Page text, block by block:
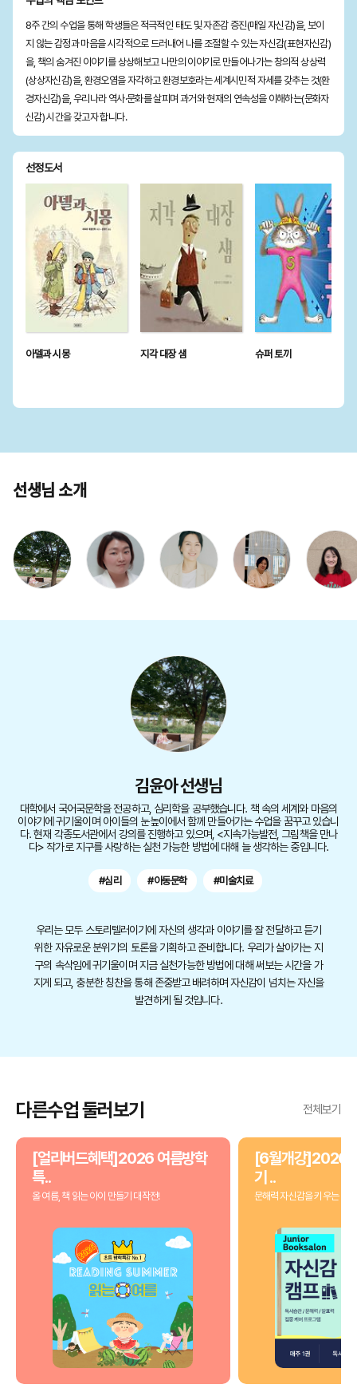
8주 간의 수업을 통해 학생들은 적극적인 태도 및 자존감 증진(매일 자신감)을, 보이
지 않는 감정과 마음을 시각적으로 드러내어 나를 조절할 수 있는 자신감(표현자신감)
을, 책의 숨겨진 이야기를 상상해보고 나만의 이야기로 만들어나가는 창의적 상상력
(상상자신감)을, 환경오염을 자각하고 환경보호라는 세계시민적 자세를 갖추는 것(환
경자신감)을, 우리나라 역사·문화를 살피며 과거와 현재의 연속성을 이해하는(문화자
신감) 시간을 갖고자 합니다.
선정도서
아델과 시몽 지각 대장 샘 슈퍼 토끼
선생님 소개
김윤아 선생님
대학에서 국어국문학을 전공하고, 심리학을 공부했습니다. 책 속의 세계와 마음의
이야기에 귀기울이며 아이들의 눈높이에서 함께 만들어가는 수업을 꿈꾸고 있습니
다. 현재 각종도서관에서 강의를 진행하고 있으며, <지속가능발전, 그림책을 만나
다> 작가로 지구를 사랑하는 실천 가능한 방법에 대해 늘 생각하는 중입니다.
#심리 #아동문학 #미술치료
우리는 모두 스토리텔러이기에 자신의 생각과 이야기를 잘 전달하고 듣기
위한 자유로운 분위기의 토론을 기획하고 준비합니다. 우리가 살아가는 지
구의 속삭임에 귀기울이며 지금 실천가능한 방법에 대해 써보는 시간을 가
지게 되고, 충분한 칭찬을 통해 존중받고 배려하며 자신감이 넘치는 자신을
발견하게 될 것입니다.
다른수업 둘러보기 전체보기
[얼리버드혜택]2026 여름방학
특..
올 여름, 책 읽는 아이 만들기 대작전!
[6월개강]2026
기 ..
문해력 자신감을 키우는 3개